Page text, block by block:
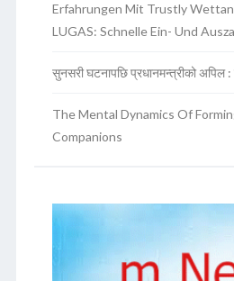
Erfahrungen Mit Trustly
LUGAS: Schnelle Ein- Und
सुनसरी घटनापछि प्रधानमन्त्रीको अपिल :
The Mental Dynamics Of
Companions